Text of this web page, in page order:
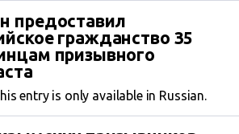
предоставил
гражданство 35
призывного
entry is only available in Russian.